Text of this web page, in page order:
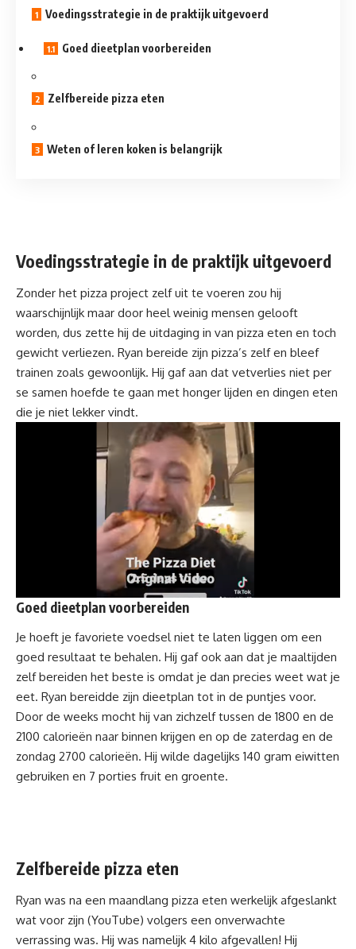
Voedingsstrategie in de praktijk uitgevoerd
Goed dieetplan voorbereiden
Zelfbereide pizza eten
Weten of leren koken is belangrijk
Voedingsstrategie in de praktijk uitgevoerd
Zonder het pizza project zelf uit te voeren zou hij
waarschijnlijk maar door heel weinig mensen gelooft
worden, dus zette hij de uitdaging in van pizza eten en toch
gewicht verliezen. Ryan bereide zijn pizza’s zelf en bleef
trainen zoals gewoonlijk. Hij gaf aan dat vetverlies niet per
se samen hoefde te gaan met honger lijden en dingen eten
die je niet lekker vindt.
Goed dieetplan voorbereiden
Je hoeft je favoriete voedsel niet te laten liggen om een
goed resultaat te behalen. Hij gaf ook aan dat je maaltijden
zelf bereiden het beste is omdat je dan precies weet wat je
eet. Ryan bereidde zijn dieetplan tot in de puntjes voor.
Door de weeks mocht hij van zichzelf tussen de 1800 en de
2100 calorieën naar binnen krijgen en op de zaterdag en de
zondag 2700 calorieën. Hij wilde dagelijks 140 gram eiwitten
gebruiken en 7 porties fruit en groente.
Zelfbereide pizza eten
Ryan was na een maandlang pizza eten werkelijk afgeslankt
wat voor zijn (YouTube) volgers een onverwachte
verrassing was. Hij was namelijk 4 kilo afgevallen! Hij